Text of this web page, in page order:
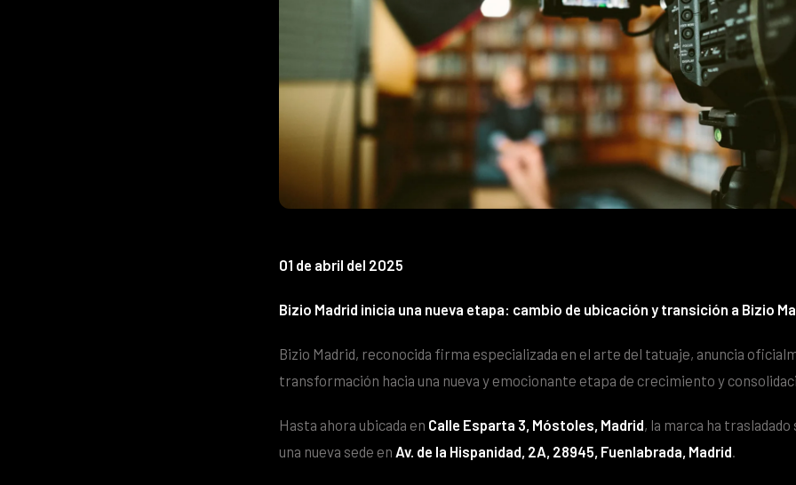
01 de abril del 2025
Bizio Madrid inicia una nueva etapa: cambio de ubicación y transición a Bizio
Bizio Madrid, reconocida firma especializada en el arte del tatuaje, anuncia
transformación hacia una nueva y emocionante etapa de crecimiento y
Hasta ahora ubicada en Calle Esparta 3, Móstoles, Madrid, la marca ha
una nueva sede en Av. de la Hispanidad, 2A, 28945, Fuenlabrada, Madrid